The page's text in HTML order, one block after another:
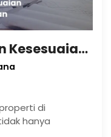
Pentingnya PKKPR dan Kesesuaian Tata Ruang dalam Penyusunan Siteplan
di
hanya